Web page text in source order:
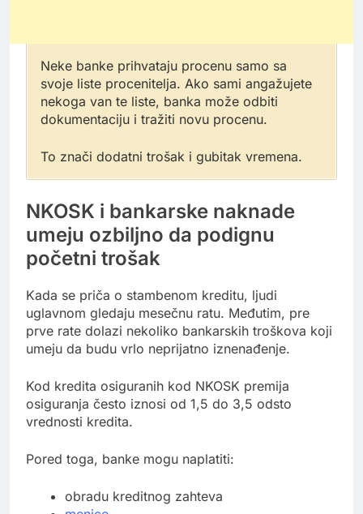
Neke banke prihvataju procenu samo sa
svoje liste procenitelja. Ako sami angažujete
nekoga van te liste, banka može odbiti
dokumentaciju i tražiti novu procenu.
To znači dodatni trošak i gubitak vremena.
NKOSK i bankarske naknade
umeju ozbiljno da podignu
početni trošak
Kada se priča o stambenom kreditu, ljudi
uglavnom gledaju mesečnu ratu. Međutim, pre
prve rate dolazi nekoliko bankarskih troškova koji
umeju da budu vrlo neprijatno iznenađenje.
Kod kredita osiguranih kod NKOSK premija
osiguranja često iznosi od 1,5 do 3,5 odsto
vrednosti kredita.
Pored toga, banke mogu naplatiti:
obradu kreditnog zahteva